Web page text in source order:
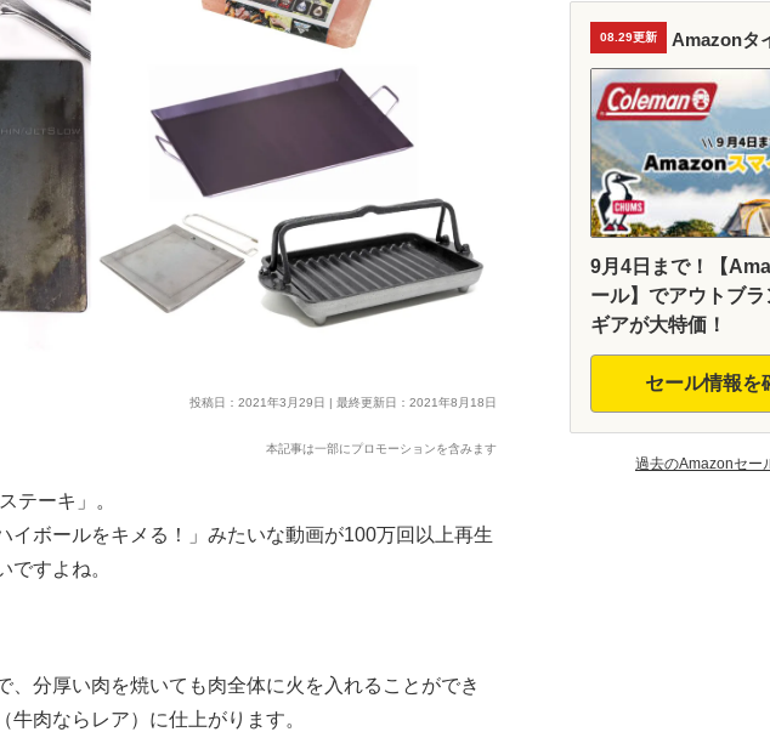
投稿日：2021年3月29日 | 最終更新日：2021年8月18日
本記事は一部にプロモーションを含みます
テーキ」。
イボールをキメる！」みたいな動画が100万回以上再生
ですよね。
、分厚い肉を焼いても肉全体に火を入れることができ
肉ならレア）に仕上がります。
08.29更新 Amazonタ
9月4日まで！【
ール】でアウトブ
ギアが大特価！
セール情報を
過去のAmazonセー